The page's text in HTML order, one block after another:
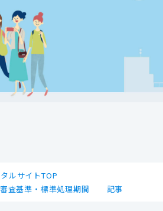
ルサイトTOP
査基準・標準処理期間
記事